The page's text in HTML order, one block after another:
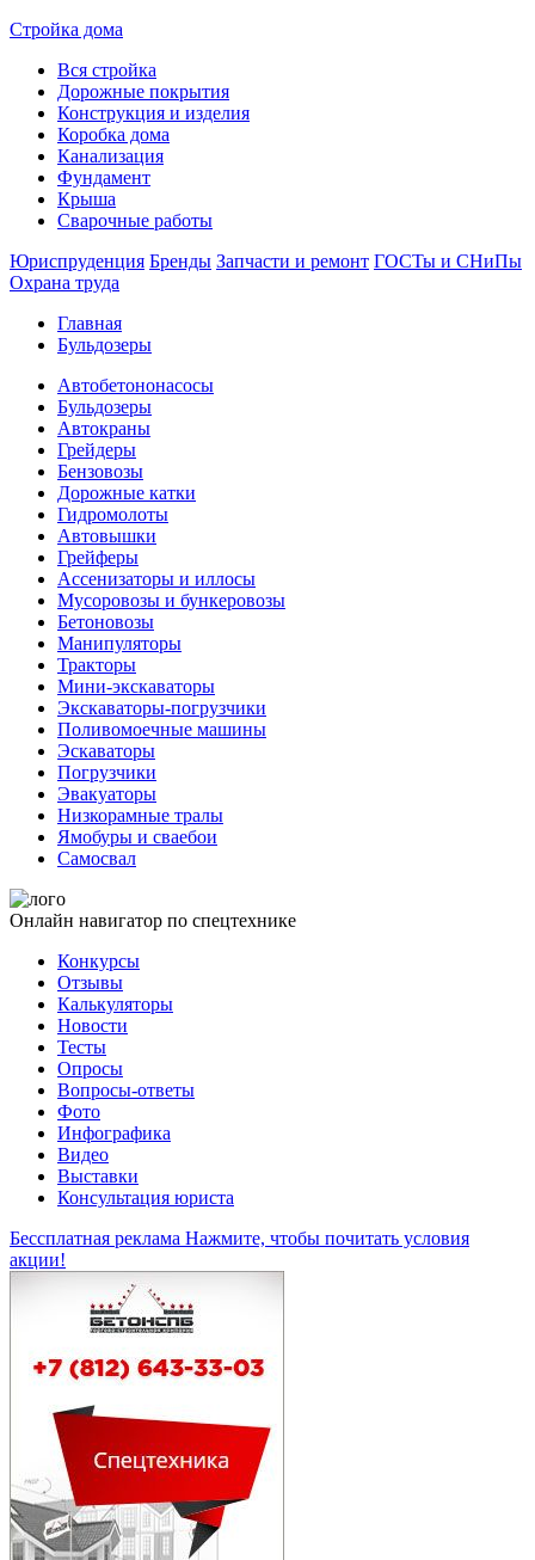
Стройка дома
Вся стройка
Дорожные покрытия
Конструкция и изделия
Коробка дома
Канализация
Фундамент
Крыша
Сварочные работы
Юриспруденция Бренды Запчасти и ремонт ГОСТы и СНиПы
Охрана труда
Главная
Бульдозеры
Автобетононасосы
Бульдозеры
Автокраны
Грейдеры
Бензовозы
Дорожные катки
Гидромолоты
Автовышки
Грейферы
Ассенизаторы и иллосы
Мусоровозы и бункеровозы
Бетоновозы
Манипуляторы
Тракторы
Мини-экскаваторы
Экскаваторы-погрузчики
Поливомоечные машины
Эскаваторы
Погрузчики
Эвакуаторы
Низкорамные тралы
Ямобуры и сваебои
Самосвал
Онлайн навигатор по спецтехнике
Конкурсы
Отзывы
Калькуляторы
Новости
Тесты
Опросы
Вопросы-ответы
Фото
Инфографика
Видео
Выставки
Консультация юриста
Бессплатная реклама Нажмите, чтобы почитать условия
акции!